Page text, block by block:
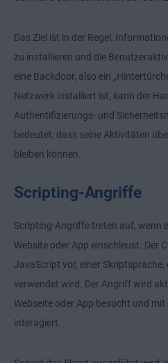
Das Ziel ist in der Regel,
zu installieren und die
eine Backdoor, also ein
Netzwerk installiert ist, kann der
Authentifizierungs- und
bedeutet, dass seine Aktivitäten
bleiben können.
Scripting-Angriffe
Scripting-Angriffe treten auf, wenn
Website oder App einschleust. Der
JavaScript vor, einer
verwendet wird. Der Angriff wird
Webseite oder App besucht und
interagiert.